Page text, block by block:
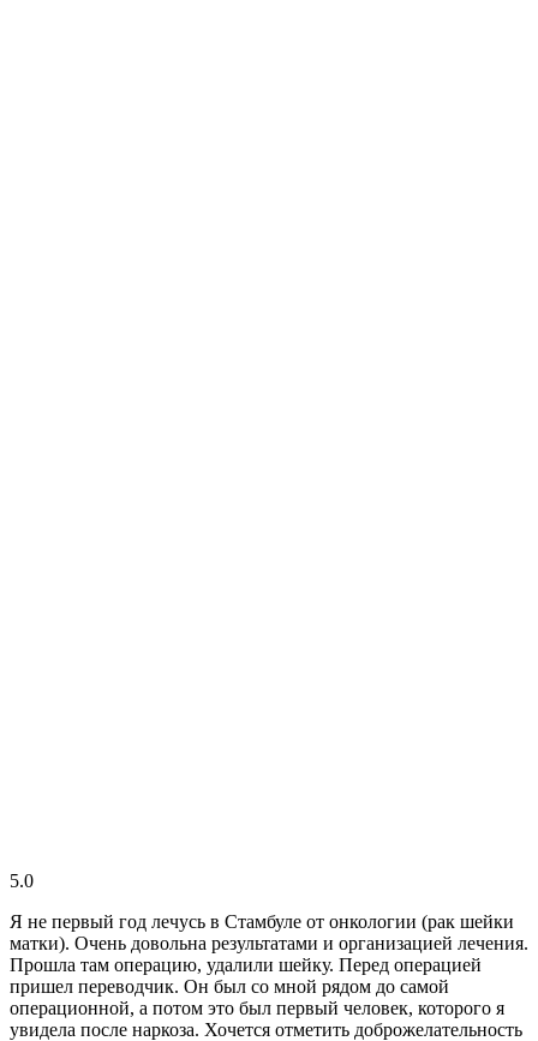
5.0
Я не первый год лечусь в Стамбуле от онкологии (рак шейки
матки). Очень довольна результатами и организацией лечения.
Прошла там операцию, удалили шейку. Перед операцией
пришел переводчик. Он был со мной рядом до самой
операционной, а потом это был первый человек, которого я
увидела после наркоза. Хочется отметить доброжелательность